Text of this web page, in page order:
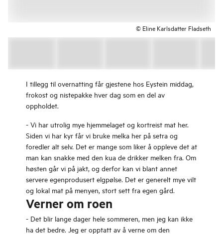
© Eline Karlsdatter Fladseth
I tillegg til overnatting får gjestene hos Eystein middag,
frokost og nistepakke hver dag som en del av
oppholdet.
- Vi har utrolig mye hjemmelaget og kortreist mat her.
Siden vi har kyr får vi bruke melka her på setra og
foredler alt selv. Det er mange som liker å oppleve det at
man kan snakke med den kua de drikker melken fra. Om
høsten går vi på jakt, og derfor kan vi blant annet
servere egenprodusert elgpølse. Det er generelt mye vilt
og lokal mat på menyen, stort sett fra egen gård.
Verner om roen
- Det blir lange dager hele sommeren, men jeg kan ikke
ha det bedre. Jeg er opptatt av å verne om den